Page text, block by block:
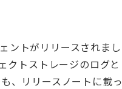
ントがリリースされまし
クトストレージのログと
、リリースノートに載っ